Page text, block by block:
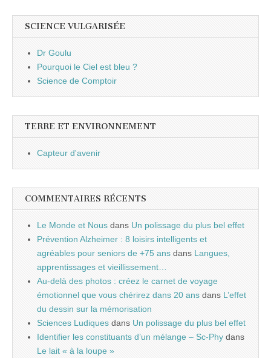
SCIENCE VULGARISÉE
Dr Goulu
Pourquoi le Ciel est bleu ?
Science de Comptoir
TERRE ET ENVIRONNEMENT
Capteur d'avenir
COMMENTAIRES RÉCENTS
Le Monde et Nous dans Un polissage du plus bel effet
Prévention Alzheimer : 8 loisirs intelligents et
agréables pour seniors de +75 ans dans Langues,
apprentissages et vieillissement…
Au-delà des photos : créez le carnet de voyage
émotionnel que vous chérirez dans 20 ans dans L’effet
du dessin sur la mémorisation
Sciences Ludiques dans Un polissage du plus bel effet
Identifier les constituants d’un mélange – Sc-Phy dans
Le lait « à la loupe »